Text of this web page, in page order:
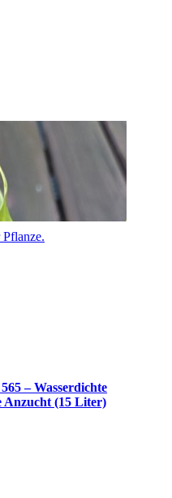
– Wasserdichte
Anzucht (15 Liter)